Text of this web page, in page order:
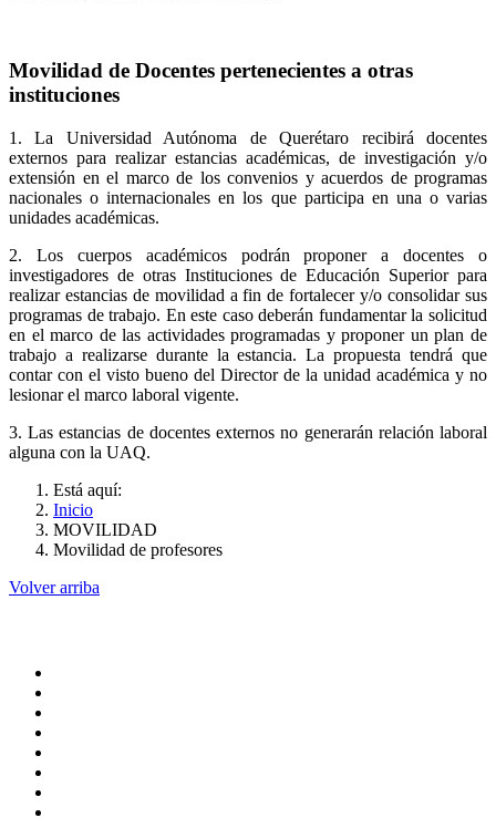
Movilidad de Docentes pertenecientes a otras
instituciones
1. La Universidad Autónoma de Querétaro recibirá docentes
externos para realizar estancias académicas, de investigación y/o
extensión en el marco de los convenios y acuerdos de programas
nacionales o internacionales en los que participa en una o varias
unidades académicas.
2. Los cuerpos académicos podrán proponer a docentes o
investigadores de otras Instituciones de Educación Superior para
realizar estancias de movilidad a fin de fortalecer y/o consolidar sus
programas de trabajo. En este caso deberán fundamentar la solicitud
en el marco de las actividades programadas y proponer un plan de
trabajo a realizarse durante la estancia. La propuesta tendrá que
contar con el visto bueno del Director de la unidad académica y no
lesionar el marco laboral vigente.
3. Las estancias de docentes externos no generarán relación laboral
alguna con la UAQ.
Está aquí:
Inicio
MOVILIDAD
Movilidad de profesores
Volver arriba